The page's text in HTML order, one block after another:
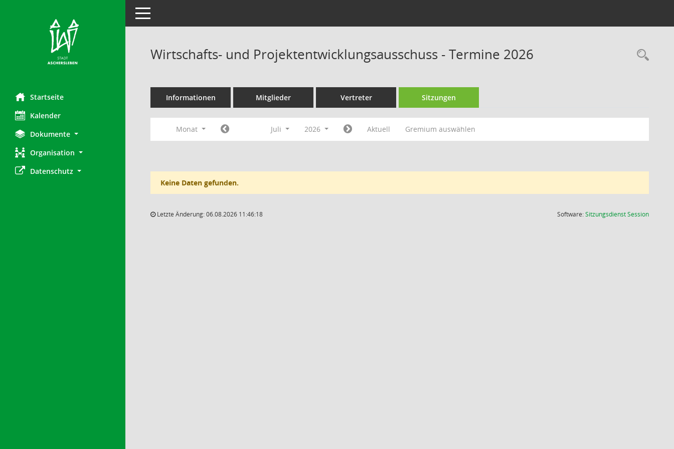
Startseite
Kalender
Dokumente
Organisation
Datenschutz
Toggle navigation
Wirtschafts- und Projektentwicklungsausschuss - Termine 2026
Informationen Mitglieder Vertreter Sitzungen
Monat Juli 2026 Aktuell Gremium auswählen
Keine Daten gefunden.
Letzte Änderung: 06.08.2026 11:46:18 Software:SitzungsdienstSession(Wird in